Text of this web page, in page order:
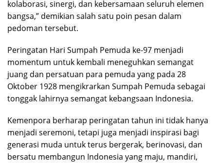
kolaborasi, sinergi, dan kebersamaan seluruh elemen
bangsa,” demikian salah satu poin pesan dalam
pedoman tersebut.
Peringatan Hari Sumpah Pemuda ke-97 menjadi
momentum untuk kembali meneguhkan semangat
juang dan persatuan para pemuda yang pada 28
Oktober 1928 mengikrarkan Sumpah Pemuda sebagai
tonggak lahirnya semangat kebangsaan Indonesia.
Kemenpora berharap peringatan tahun ini tidak hanya
menjadi seremoni, tetapi juga menjadi inspirasi bagi
generasi muda untuk terus bergerak, berinovasi, dan
bersatu membangun Indonesia yang maju, mandiri,